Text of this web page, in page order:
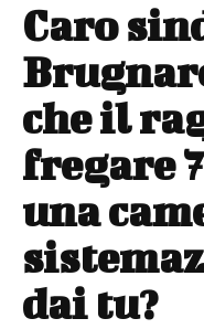
Caro
che il
fregare
una
dai tu?